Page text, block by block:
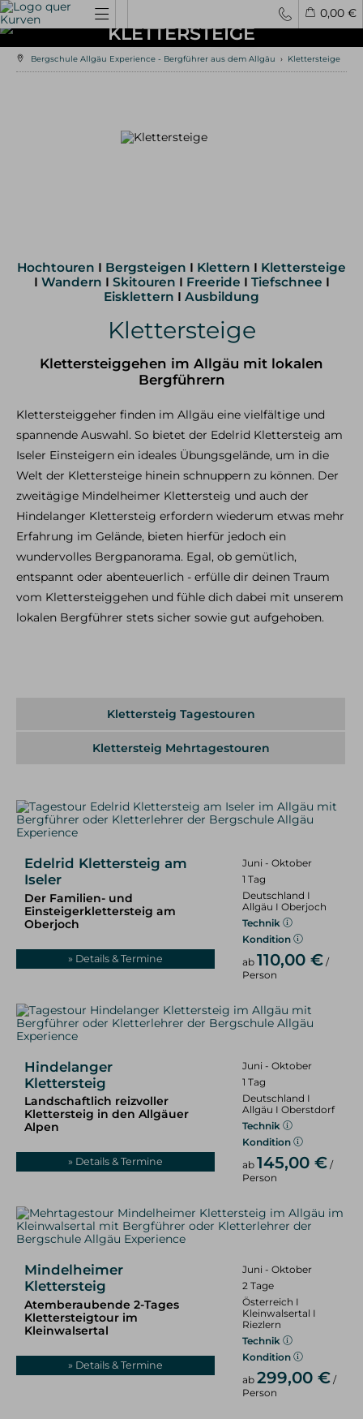
0,00 €
Spontantouren Privattouren Tourenfinder
4000er Hochtouren
Klettern im Allgäu
Bergsteigen im Allgäu
Klettern in den Alpen
Klettersteig Tagestouren
Klettersteig Mehrtagestouren
Wandern
Wandern im Allgäu
Wandern in den Alpen
Schneeschuh Touren im Allgäu
Ausbildung
Kletterkurse
Klettersteigkurse
Hochtourenkurse
Tiefschneekurse
Skitourenkurse
Lawinenkurse
Skitouren Tagestouren im Allgäu
Skitouren Mehrtagestouren im Allgäu
Skitourenreisen
Freeriden / Heliski
Freeriden / Tiefschnee im Allgäu
Freeriden / Heliski weltweit
Eisklettern
Eisklettern Tagestouren
Eisklettern Mehrtagestouren
Eiskletterreisen
Infos
Kontakt
E-Mail Tel.: 08325 927 47 15
KLETTERSTEIGE
Bergschule Allgäu Experience - Bergführer aus dem Allgäu › Klettersteige
Hochtouren I Bergsteigen I Klettern I Klettersteige
I Wandern I Skitouren I Freeride I Tiefschnee I
Eisklettern I Ausbildung
Klettersteige
Klettersteiggehen im Allgäu mit lokalen
Bergführern
Klettersteiggeher finden im Allgäu eine vielfältige und
spannende Auswahl. So bietet der Edelrid Klettersteig am
Iseler Einsteigern ein ideales Übungsgelände, um in die
Welt der Klettersteige hinein schnuppern zu können. Der
zweitägige Mindelheimer Klettersteig und auch der
Hindelanger Klettersteig erfordern wiederum etwas mehr
Erfahrung im Gelände, bieten hierfür jedoch ein
wundervolles Bergpanorama. Egal, ob gemütlich,
entspannt oder abenteuerlich - erfülle dir deinen Traum
vom Klettersteiggehen und fühle dich dabei mit unserem
lokalen Bergführer stets sicher sowie gut aufgehoben.
Klettersteig Tagestouren
Klettersteig Mehrtagestouren
Edelrid Klettersteig am
Iseler
Der Familien- und
Einsteigerklettersteig am
Oberjoch
» Details & Termine
Juni - Oktober
1 Tag
Deutschland I
Allgäu I Oberjoch
Technik
Kondition
ab 110,00 €/
Person
Hindelanger
Klettersteig
Landschaftlich reizvoller
Klettersteig in den Allgäuer
Alpen
» Details & Termine
Juni - Oktober
1 Tag
Deutschland I
Allgäu I Oberstdorf
Technik
Kondition
ab 145,00 €/
Person
Mindelheimer
Klettersteig
Atemberaubende 2-Tages
Klettersteigtour im
Kleinwalsertal
» Details & Termine
Juni - Oktober
2 Tage
Österreich I
Kleinwalsertal I
Riezlern
Technik
Kondition
ab 299,00 €/
Person